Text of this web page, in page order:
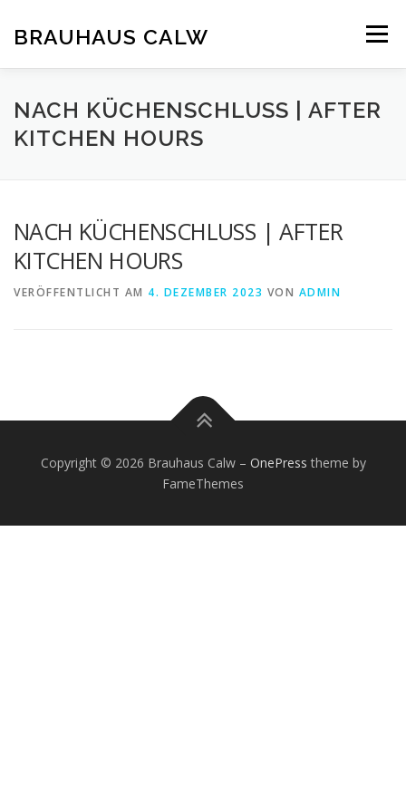
springen
BRAUHAUS CALW Menü
NACH KÜCHENSCHLUSS | AFTER
KITCHEN HOURS
NACH KÜCHENSCHLUSS | AFTER
KITCHEN HOURS
VERÖFFENTLICHT AM 4. DEZEMBER 2023 VON ADMIN
Copyright © 2026 Brauhaus Calw– OnePress theme by
FameThemes